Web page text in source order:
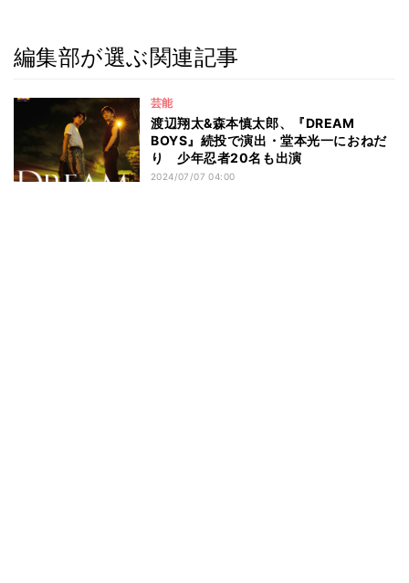
編集部が選ぶ関連記事
芸能
渡辺翔太&森本慎太郎、『DREAM
BOYS』続投で演出・堂本光一におねだ
り 少年忍者20名も出演
2024/07/07 04:00